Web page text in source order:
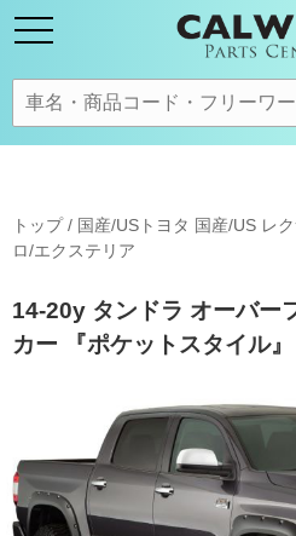
トップ/ 国産/USトヨタ 国産/US レ
ロ/エクステリア
14-20y タンドラ オーバー
カー 『ポケットスタイル』